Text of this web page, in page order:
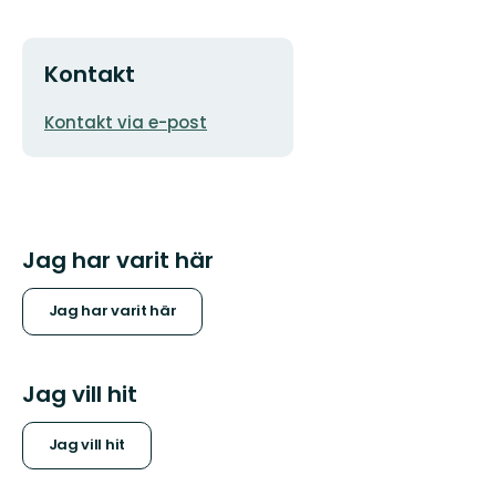
Kontakt
E-
Kontakt via e-post
Jag har varit här
Jag har varit här
Jag vill hit
Jag vill hit